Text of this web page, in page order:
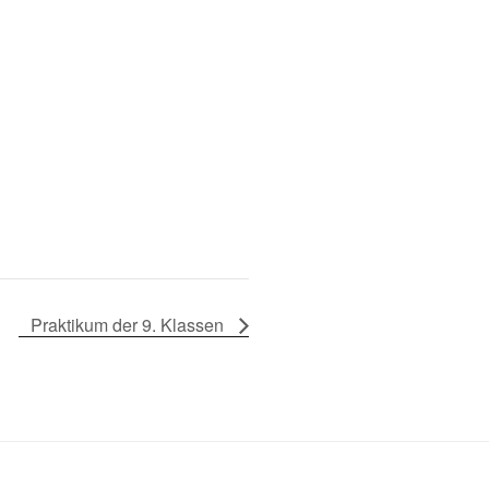
Praktikum der 9. Klassen